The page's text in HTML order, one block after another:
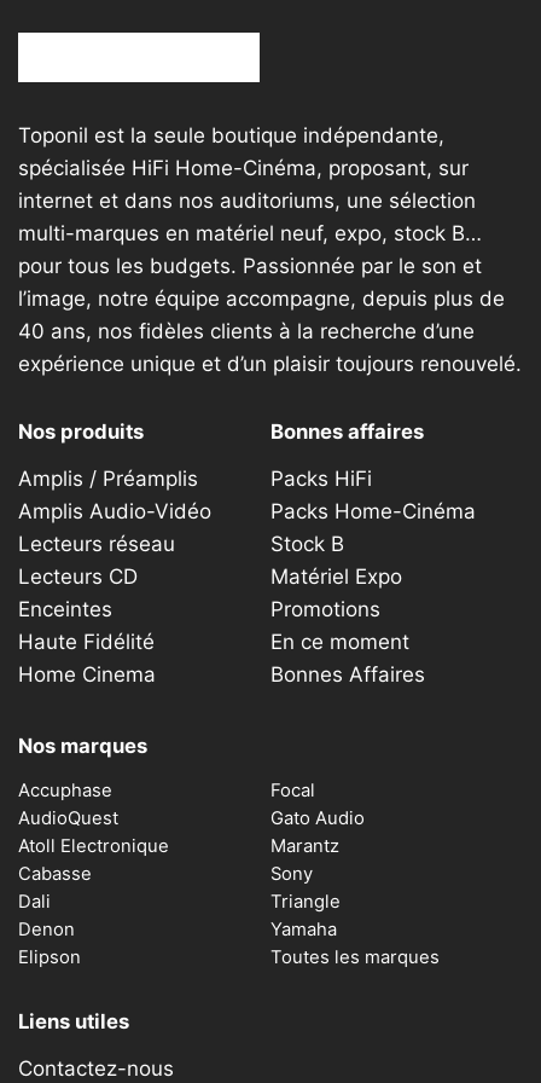
Toponil est la seule boutique indépendante,
spécialisée HiFi Home-Cinéma, proposant, sur
internet et dans nos auditoriums, une sélection
multi-marques en matériel neuf, expo, stock B…
pour tous les budgets. Passionnée par le son et
l’image, notre équipe accompagne, depuis plus de
40 ans, nos fidèles clients à la recherche d’une
expérience unique et d’un plaisir toujours renouvelé.
Nos produits
Amplis / Préamplis
Amplis Audio-Vidéo
Lecteurs réseau
Lecteurs CD
Enceintes
Haute Fidélité
Home Cinema
Bonnes affaires
Packs HiFi
Packs Home-Cinéma
Stock B
Matériel Expo
Promotions
En ce moment
Bonnes Affaires
Nos marques
Accuphase
AudioQuest
Atoll Electronique
Cabasse
Dali
Denon
Elipson
Focal
Gato Audio
Marantz
Sony
Triangle
Yamaha
Toutes les marques
Liens utiles
Contactez-nous